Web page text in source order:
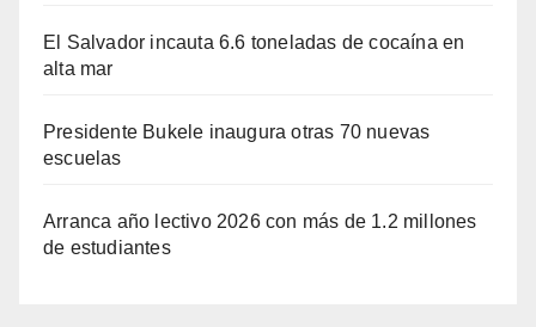
El Salvador incauta 6.6 toneladas de cocaína en
alta mar
Presidente Bukele inaugura otras 70 nuevas
escuelas
Arranca año lectivo 2026 con más de 1.2 millones
de estudiantes